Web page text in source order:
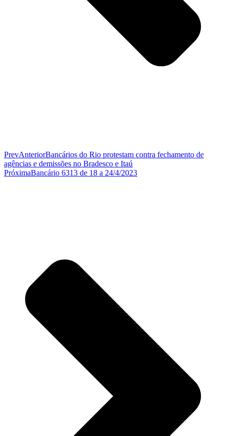
PrevAnteriorBancários do Rio protestam contra fechamento de
agências e demissões no Bradesco e Itaú
PróximaBancário 6313 de 18 a 24/4/2023